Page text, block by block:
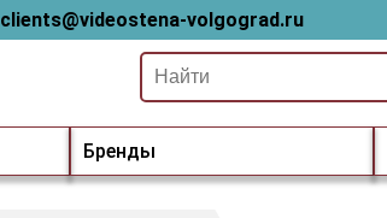
clients@videostena-volgograd.ru
Бренды